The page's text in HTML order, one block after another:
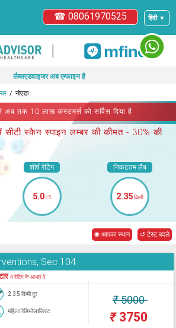
हिंदी ▼
☎ 08061970525
|
लैब्सएडवाइजर अब एम्फाइन है
नोएडा
अब तक 10 लाख कस्टमर्स को सर्विस दिया है
सीटी स्कैन स्पाइन लम्बर की कीमत - 30% की
शीर्ष रेटिंग
5.0/5
निकटतम लैब
2.35किमी
◉ आपका स्थान ↺ टेस्ट बदले
Sec 104
4 रेटिंग के आधार पे
2.35 किमी दूर
महिला रेडियोलाजिस्ट
₹5000
₹3750